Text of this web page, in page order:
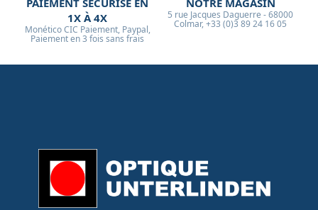
1X À 4X
Monético CIC Paiement, Paypal,
Paiement en 3 fois sans frais
5 rue Jacques Daguerre - 68000
Colmar, +33 (0)3 89 24 16 05